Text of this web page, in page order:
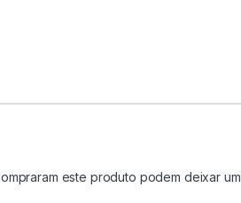
este produto podem deixar um